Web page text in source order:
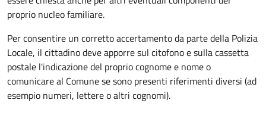
proprio nucleo familiare.
Per consentire un corretto accertamento da parte della Polizia
Locale, il cittadino deve apporre sul citofono e sulla cassetta
postale l'indicazione del proprio cognome e nome o
comunicare al Comune se sono presenti riferimenti diversi (ad
esempio numeri, lettere o altri cognomi).